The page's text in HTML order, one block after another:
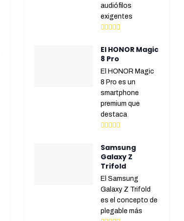
audiófilos
exigentes
El HONOR Magic
8 Pro
El HONOR Magic
8 Pro es un
smartphone
premium que
destaca
Samsung
Galaxy Z
Trifold
El Samsung
Galaxy Z Trifold
es el concepto de
plegable más